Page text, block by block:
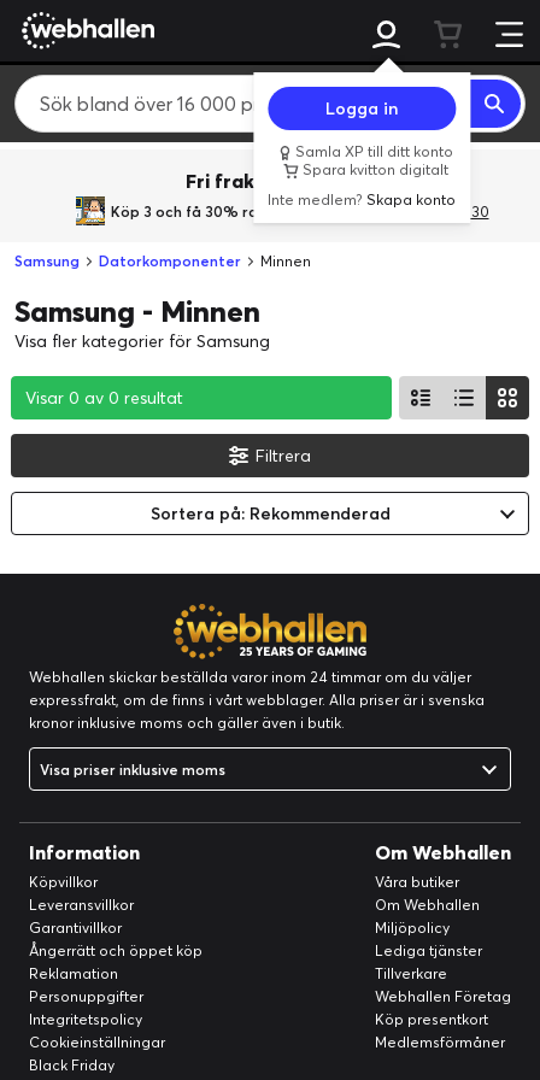
Logga in
Samla XP till ditt konto
Spara kvitton digitalt
Inte medlem?Skapa konto
Fri frakt över 800 kr.
Köp 3 och få 30% rabatt med rabattkoden 3Gives30
Samsung Datorkomponenter Minnen
Samsung - Minnen
Visa fler kategorier för Samsung
Visar 0 av 0 resultat
Visar 0 av 0 resultat
Visar 0 av 0 resultat
Filtrera
Sortera på: Rekommenderad
Webhallen skickar beställda varor inom 24 timmar om du väljer
expressfrakt, om de finns i vårt webblager. Alla priser är i svenska
kronor inklusive moms och gäller även i butik.
Visa priser inklusive moms
Information
Köpvillkor
Leveransvillkor
Garantivillkor
Ångerrätt och öppet köp
Reklamation
Personuppgifter
Integritetspolicy
Cookieinställningar
Black Friday
Om Webhallen
Våra butiker
Om Webhallen
Miljöpolicy
Lediga tjänster
Tillverkare
Webhallen Företag
Köp presentkort
Medlemsförmåner